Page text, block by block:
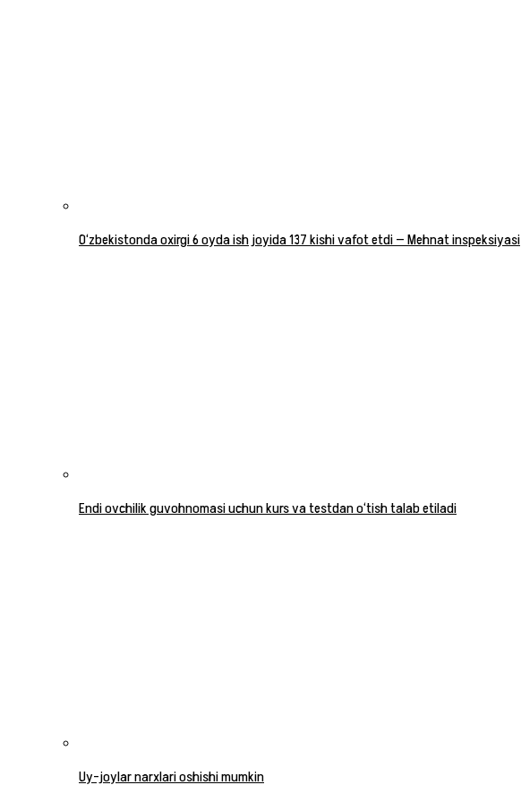
O‘zbekistonda oxirgi 6 oyda ish joyida 137 kishi vafot etdi — Mehnat inspeksiyasi
Endi ovchilik guvohnomasi uchun kurs va testdan o‘tish talab etiladi
Uy-joylar narxlari oshishi mumkin